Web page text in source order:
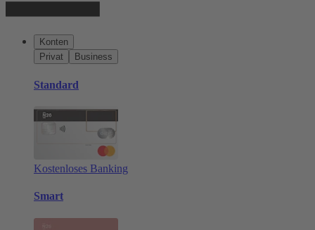
Konten
Privat
Business
Standard
Kostenloses Banking
Smart